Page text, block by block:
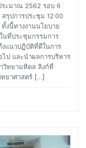
ระมาณ 2562 รอบ 6
รุปการประชุม 12:00
งนี้ทางงานนโยบาย
นที่ประชุมกรรมการ
งแนวปฏิบัติที่ดีในการ
ป และนำผลการบริหาร
วิทยามหิดล ลิงก์ที่
ทยาศาสตร์ […]